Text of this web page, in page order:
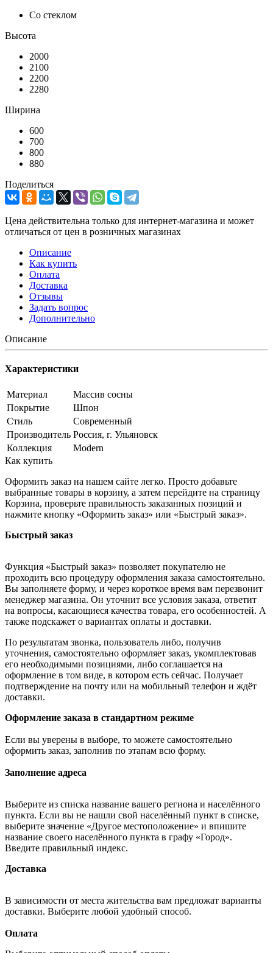
Со стеклом
Высота
2000
2100
2200
2280
Ширина
600
700
800
880
Поделиться
Цена действительна только для интернет-магазина и может
отличаться от цен в розничных магазинах
Описание
Как купить
Оплата
Доставка
Отзывы
Задать вопрос
Дополнительно
Описание
Характеристики
Материал
Массив сосны
Покрытие
Шпон
Стиль
Современный
Производитель Россия, г. Ульяновск
Коллекция
Modern
Как купить
Оформить заказ на нашем сайте легко. Просто добавьте
выбранные товары в корзину, а затем перейдите на страницу
Корзина, проверьте правильность заказанных позиций и
нажмите кнопку «Оформить заказ» или «Быстрый заказ».
Быстрый заказ
Функция «Быстрый заказ» позволяет покупателю не
проходить всю процедуру оформления заказа самостоятельно.
Вы заполняете форму, и через короткое время вам перезвонит
менеджер магазина. Он уточнит все условия заказа, ответит
на вопросы, касающиеся качества товара, его особенностей. А
также подскажет о вариантах оплаты и доставки.
По результатам звонка, пользователь либо, получив
уточнения, самостоятельно оформляет заказ, укомплектовав
его необходимыми позициями, либо соглашается на
оформление в том виде, в котором есть сейчас. Получает
подтверждение на почту или на мобильный телефон и ждёт
доставки.
Оформление заказа в стандартном режиме
Если вы уверены в выборе, то можете самостоятельно
оформить заказ, заполнив по этапам всю форму.
Заполнение адреса
Выберите из списка название вашего региона и населённого
пункта. Если вы не нашли свой населённый пункт в списке,
выберите значение «Другое местоположение» и впишите
название своего населённого пункта в графу «Город».
Введите правильный индекс.
Доставка
В зависимости от места жительства вам предложат варианты
доставки. Выберите любой удобный способ.
Оплата